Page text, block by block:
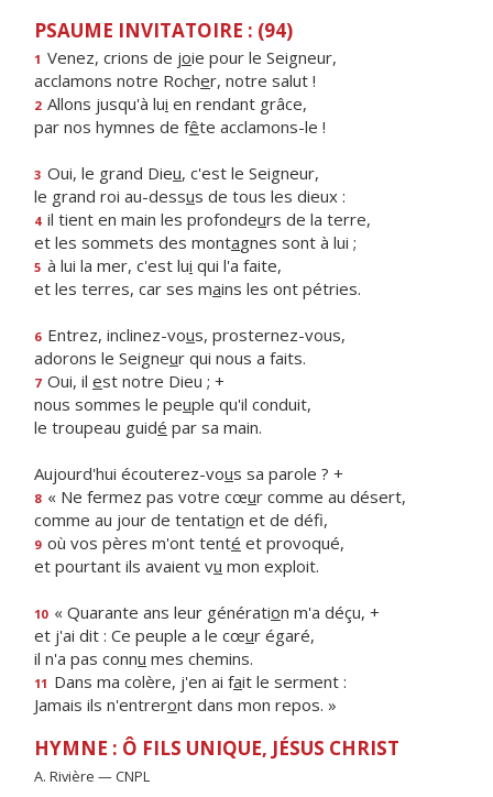
PSAUME INVITATOIRE : (94)
1 Venez, crions de joie pour le Seigneur,
acclamons notre Rocher, notre salut !
2 Allons jusqu'à lui en rendant grâce,
par nos hymnes de fête acclamons-le !
3 Oui, le grand Dieu, c'est le Seigneur,
le grand roi au-dessus de tous les dieux :
4 il tient en main les profondeurs de la terre,
et les sommets des montagnes sont à lui ;
5 à lui la mer, c'est lui qui l'a faite,
et les terres, car ses mains les ont pétries.
6 Entrez, inclinez-vous, prosternez-vous,
adorons le Seigneur qui nous a faits.
7 Oui, il est notre Dieu ; +
nous sommes le peuple qu'il conduit,
le troupeau guidé par sa main.
Aujourd'hui écouterez-vous sa parole ? +
8 « Ne fermez pas votre cœur comme au désert,
comme au jour de tentation et de défi,
9 où vos pères m'ont tenté et provoqué,
et pourtant ils avaient vu mon exploit.
10 « Quarante ans leur génération m'a déçu, +
et j'ai dit : Ce peuple a le cœur égaré,
il n'a pas connu mes chemins.
11 Dans ma colère, j'en ai fait le serment :
Jamais ils n'entreront dans mon repos. »
HYMNE : Ô FILS UNIQUE, JÉSUS CHRIST
A. Rivière — CNPL